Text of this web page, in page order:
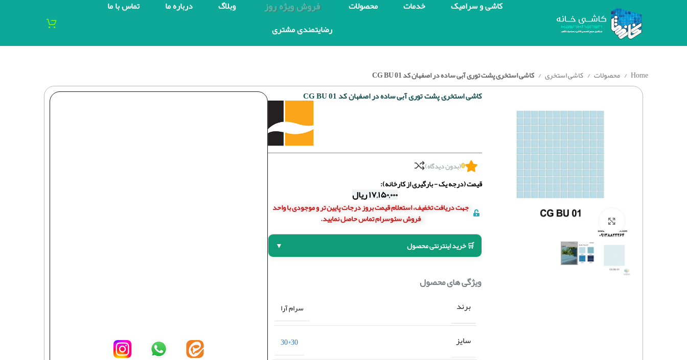
کاشی و سرامیک خدمات محصولات فروش ویژه روز وبلاگ درباره ما تماس با ما
رضایتمندی مشتری
Home محصولات کاشی استخری کاشی استخری پشت توری آبی ساده در اصفهان کد CG BU 01
برای بزرگنمایی کلیک کنید
کاشی استخری پشت توری آبی ساده در اصفهان کد CG BU 01
0(بدون دیدگاه)
قیمت (درجه یک - بارگیری از کارخانه):
۱۷,۱۵۰,۰۰۰ریال
جهت دریافت تخفیف، استعلام قیمت بروز درجات پایین تر و موجودی با واحد
فروش سئوسرام تماس حاصل نمایید.
🛒 خرید اینترنتی محصول
▼
ویژگی های محصول
برند سرام آرا
سایز 30*30